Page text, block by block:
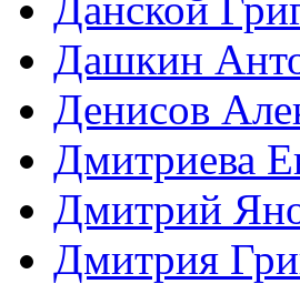
Данской
Дашкин
Денисов
Дмитриева
Дмитрий
Дмитрия